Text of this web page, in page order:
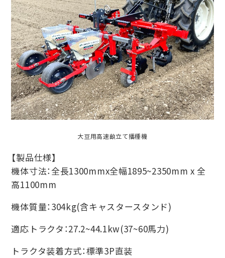
大豆用高速畝立て播種機
【製品仕様】
機体寸法：全長1300mmx全幅1895~2350mm x 全
高1100mm
機体質量：304kg(含キャスタースタンド)
適応トラクタ：27.2~44.1kw(37~60馬力)
トラクタ装着方式：標準3P直装